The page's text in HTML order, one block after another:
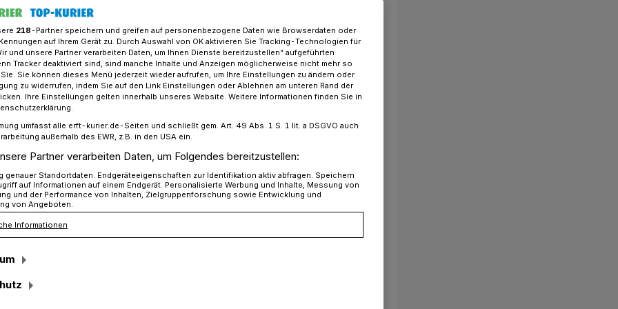
in Afrika: Uganda - ein Land voller Widersprüche
voller
Vorsitzender der CDU/CSU-
auch für Fragen der
und Entwicklung besuchte
Gröhe Uganda. Das
den ärmsten Ländern Afrikas und hat
218-Partner speichern und greifen auf personenbezogene Daten wie Browserdaten oder
auf Ihrem Gerät zu. Durch Auswahl von OK aktivieren Sie Tracking-Technologien für
und unsere Partner verarbeiten Daten, um Ihnen Dienste bereitzustellen“ aufgeführten
Tracker deaktiviert sind, sind manche Inhalte und Anzeigen möglicherweise nicht mehr so
Sie können dieses Menü jederzeit wieder aufrufen, um Ihre Einstellungen zu ändern oder
zu widerrufen, indem Sie auf den Link Einstellungen oder Ablehnen am unteren Rand der
Ihre Einstellungen gelten innerhalb unseres Website. Weitere Informationen finden Sie in
umfasst alle erft-kurier.de-Seiten und schließt gem. Art. 49 Abs. 1 S. 1 lit. a DSGVO auch
außerhalb des EWR, z.B. in den USA ein.
Partner verarbeiten Daten, um Folgendes bereitzustellen:
genauer Standortdaten. Endgeräteeigenschaften zur Identifikation aktiv abfragen. Speichern
auf Informationen auf einem Endgerät. Personalisierte Werbung und Inhalte, Messung von
und der Performance von Inhalten, Zielgruppenforschung sowie Entwicklung und
von Angeboten.
Informationen